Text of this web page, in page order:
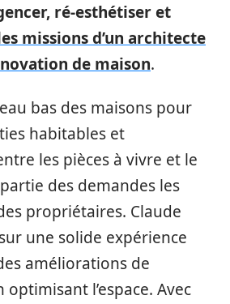
ré-esthétiser et
missions d’un architecte
de maison.
bas des maisons pour
habitables et
les pièces à vivre et le
des demandes les
propriétaires. Claude
une solide expérience
améliorations de
optimisant l’espace. Avec